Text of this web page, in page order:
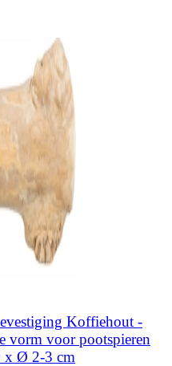
Koffiehout -
vorm voor pootspieren
x Ø 2-3 cm